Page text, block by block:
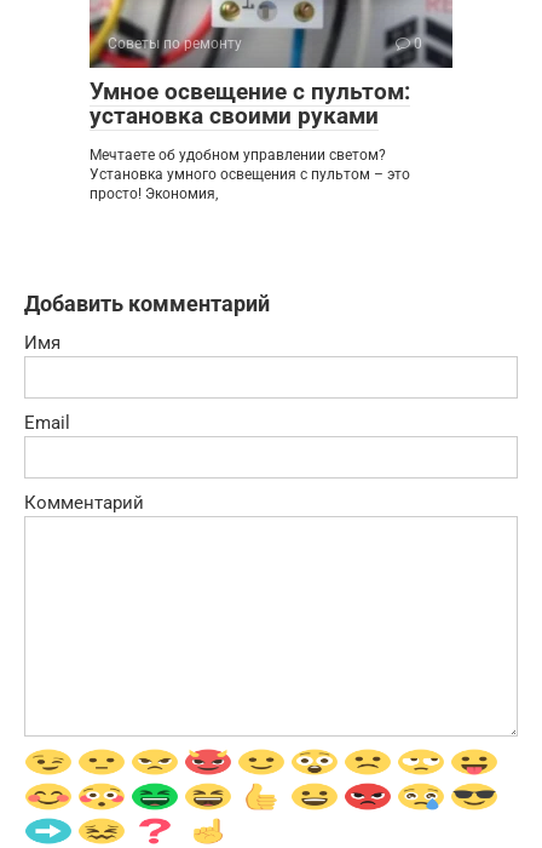
Советы по ремонту 0
Умное освещение с пультом:
установка своими руками
Мечтаете об удобном управлении светом?
Установка умного освещения с пультом – это
просто! Экономия,
Добавить комментарий
Имя
Email
Комментарий